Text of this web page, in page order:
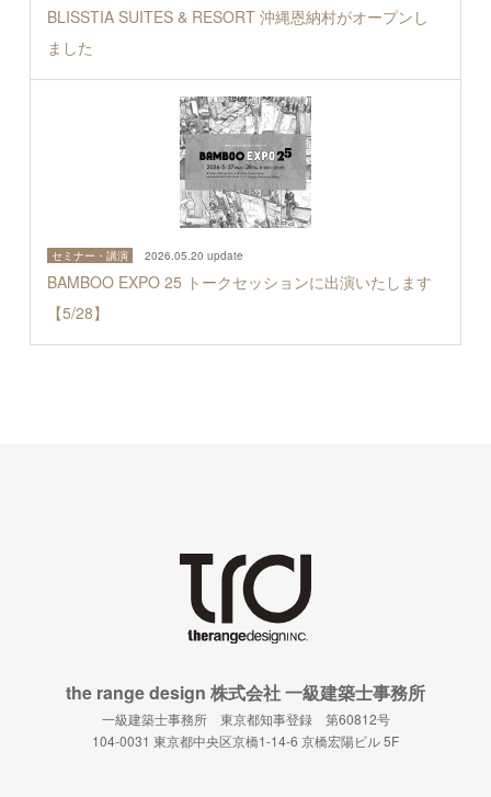
BLISSTIA SUITES & RESORT 沖縄恩納村がオープンし
ました
セミナー・講演 2026.05.20 update
BAMBOO EXPO 25 トークセッションに出演いたします
【5/28】
the range design 株式会社 一級建築士事務所
一級建築士事務所 東京都知事登録 第60812号
104-0031 東京都中央区京橋1-14-6 京橋宏陽ビル 5F